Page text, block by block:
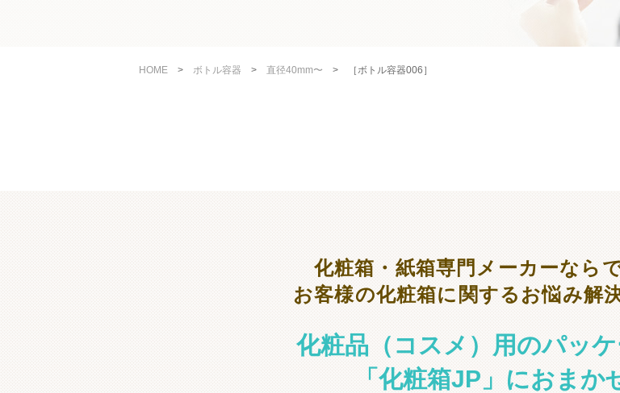
HOME > ボトル容器 > 直径40mm〜 > ［ボトル容器006］
化粧箱・紙箱専門メーカーなら
お客様の化粧箱に関するお悩み解
化粧品（コスメ）用のパッ
「化粧箱JP」におまか